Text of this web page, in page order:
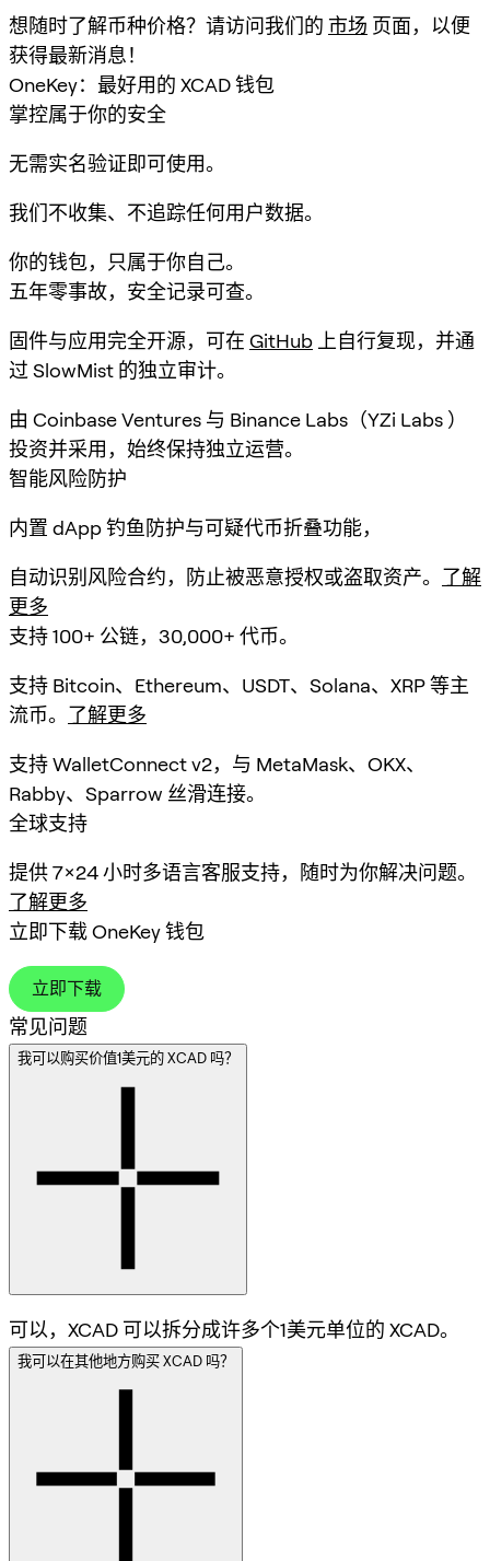
想随时了解币种价格？请访问我们的 市场 页面，以便
获得最新消息！
OneKey：最好用的 XCAD 钱包
掌控属于你的安全
无需实名验证即可使用。
我们不收集、不追踪任何用户数据。
你的钱包，只属于你自己。
五年零事故，安全记录可查。
固件与应用完全开源，可在 GitHub 上自行复现，并通
过 SlowMist 的独立审计。
由 Coinbase Ventures 与 Binance Labs（YZi Labs ）
投资并采用，始终保持独立运营。
智能风险防护
内置 dApp 钓鱼防护与可疑代币折叠功能，
自动识别风险合约，防止被恶意授权或盗取资产。 了解
更多
支持 100+ 公链，30,000+ 代币。
支持 Bitcoin、Ethereum、USDT、Solana、XRP 等主
流币。 了解更多
支持 WalletConnect v2，与 MetaMask、OKX、
Rabby、Sparrow 丝滑连接。
全球支持
提供 7×24 小时多语言客服支持，随时为你解决问题。
了解更多
立即下载 OneKey 钱包
立即下载
常见问题
我可以购买价值1美元的 XCAD 吗？
可以，XCAD 可以拆分成许多个1美元单位的 XCAD。
我可以在其他地方购买 XCAD 吗？